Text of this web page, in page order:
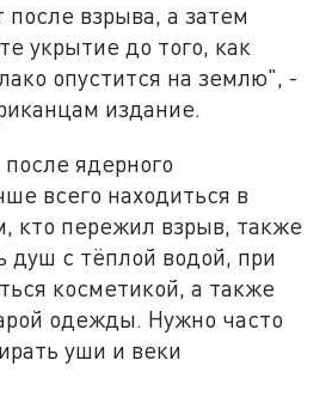
взрыва, а затем
укрытие до того, как
опустится на землю", -
издание.
ядерного
всего находиться в
кто пережил взрыв, также
душ с тёплой водой, при
косметикой, а также
одежды. Нужно часто
уши и веки